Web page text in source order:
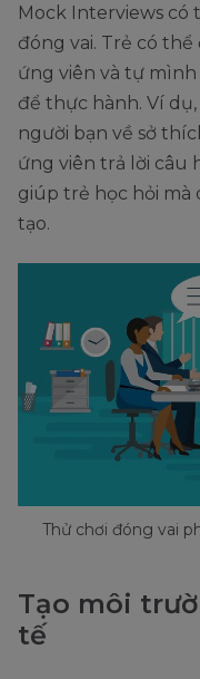
Mock Interviews có
đóng vai. Trẻ có
ứng viên và tự
để thực hành. Ví
người bạn về sở
ứng viên trả lời câu
giúp trẻ học hỏi mà
tạo.
Thử chơi đóng vai
Tạo môi
tế